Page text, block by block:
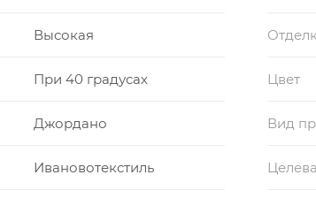
Высокая
При 40 градусах Цвет
Джордано Вид
Ивановотекстиль